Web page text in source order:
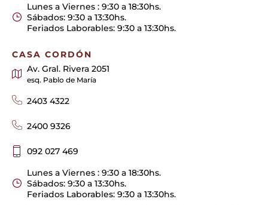
Lunes a Viernes : 9:30 a 18:30hs.
Sábados: 9:30 a 13:30hs.
Feriados Laborables: 9:30 a 13:30hs.
CASA CORDÓN
Av. Gral. Rivera 2051
esq. Pablo de María
2403 4322
2400 9326
092 027 469
Lunes a Viernes : 9:30 a 18:30hs.
Sábados: 9:30 a 13:30hs.
Feriados Laborables: 9:30 a 13:30hs.